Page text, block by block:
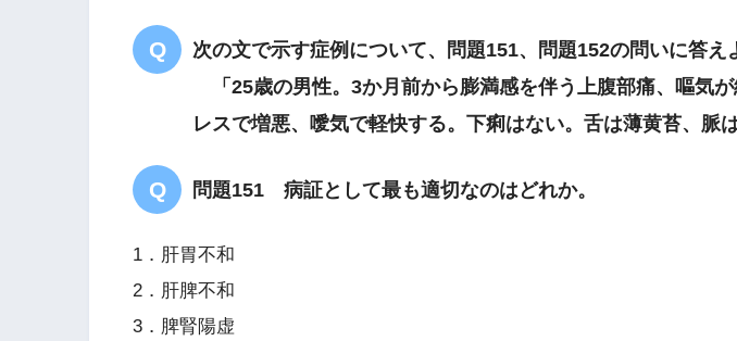
次の文で示す症例について、問題151、問題152の問いに答え
「25歳の男性。3か月前から膨満感を伴う上腹部痛、嘔気が
レスで増悪、噯気で軽快する。下痢はない。舌は薄黄苔、脈
問題151 病証として最も適切なのはどれか。
1．肝胃不和
2．肝脾不和
3．脾腎陽虚